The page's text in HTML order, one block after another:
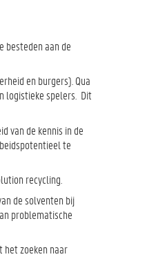
besteden aan de
en burgers). Qua
logistieke spelers. Dit
van de kennis in de
te
recycling.
de solventen bij
problematische
het zoeken naar